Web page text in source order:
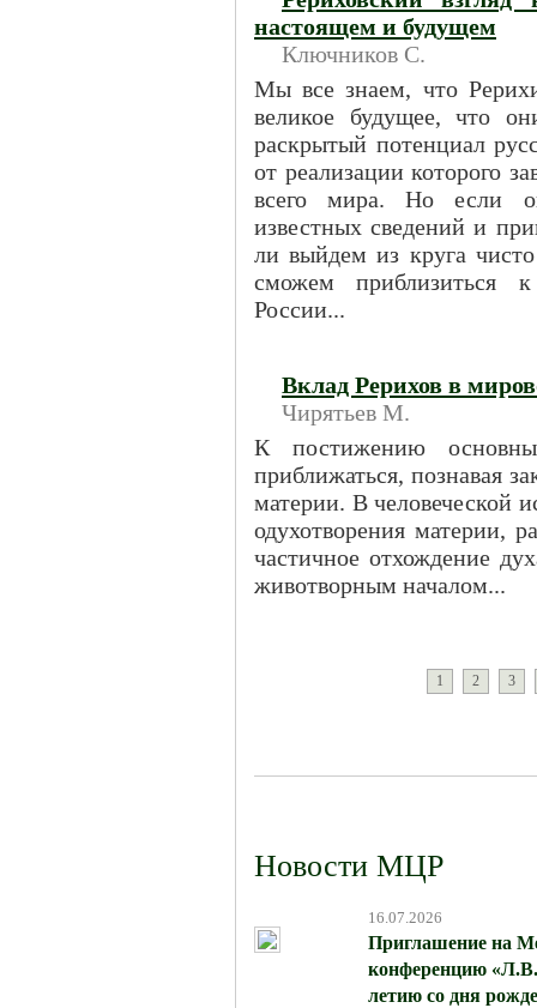
настоящем и будущем
Ключников С.
Мы все знаем, что
великое будущее, что
раскрытый потенциал
от реализации которого
всего мира. Но если
известных сведений и
ли выйдем из круга
сможем приблизиться к
России...
Вклад Рерихов в
Чирятьев М.
К постижению
приближаться, познавая
материи. В человеческой
одухотворения материи,
частичное отхождение
животворным началом...
1 2 3
Новости МЦР
16.07.2026
Приглашение на
конференцию
летию со дня